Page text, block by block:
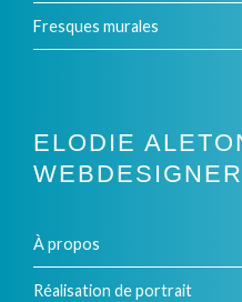
la
produit
Fresques murales
ELODIE
WEBDESIGNER
À propos
Réalisation de portrait